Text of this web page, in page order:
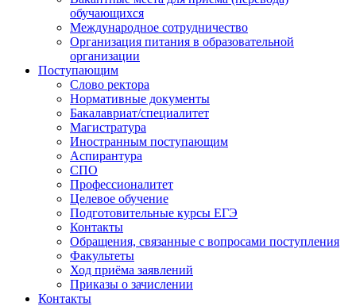
обучающихся
Международное сотрудничество
Организация питания в образовательной
организации
Поступающим
Слово ректора
Нормативные документы
Бакалавриат/специалитет
Магистратура
Иностранным поступающим
Аспирантура
СПО
Профессионалитет
Целевое обучение
Подготовительные курсы ЕГЭ
Контакты
Обращения, связанные с вопросами поступления
Факультеты
Ход приёма заявлений
Приказы о зачислении
Контакты